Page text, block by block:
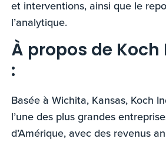
et interventions, ainsi que le
l’analytique.
À propos de
:
Basée à Wichita, Kansas, Koch
l’une des plus grandes
d’Amérique, avec des revenus